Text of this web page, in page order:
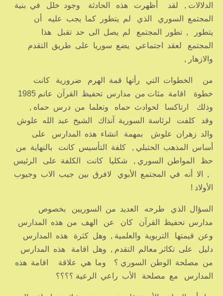
الدلالات , لقد أظهرت هذه الحادثة وجود خلل في بنية
المجتمع السوري الذي لم يتطور كما يجب عليه أن
يتطور , تطور المجتمع لم يصل الى حد تقبل هذا
المجتمع لعقد اجتماعي يضع سوريا على طريق التقدم
والازهار ,
من الخطوات التي رأتها قمة الهرم ضرورية كانت
وذلك ارتاكسا لحوادث حماه وتعلما من درس حماه ,
وقد كلفت لرئاسة السورية آنذاك الشيخ عبد الله علوش
والد زهران علوش بمهمة انشاء هذه المدارس على
أساس المذهب الحتبلي , كلفة التأسيس كانت بالنهاية من
حظ المواطن السوري , شكليا كانت الكلفة على الرئيس
, الا أنه في المجتمع الأبوي لافرق بين جيب الاب وجيوب
الأولاد !
السؤال الذي طرحه العديد من السوريين بخصوص
مدارس تحفيظ القرآن كان عن الهف من هذه المدارس
وعن قيمتها التربوية والعلمية , وهل كثرة هذه المدارس
دليل على تكاثر معالم التقدم , وهل اقامة هذه المدارس
من مصلحة الوطن السوري ؟ وما هي علاقة اقامة هذه
المدارس مع مصلحة الأب راعي الرعية ؟؟؟؟